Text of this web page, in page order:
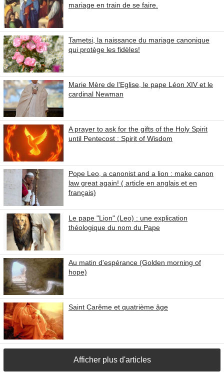
mariage en train de se faire.
Tametsi, la naissance du mariage canonique
qui protège les fidèles!
Marie Mère de l'Eglise, le pape Léon XIV et le
cardinal Newman
A prayer to ask for the gifts of the Holy Spirit
until Pentecost : Spirit of Wisdom
Pope Leo, a canonist and a lion : make canon
law great again! ( article en anglais et en
français)
Le pape "Lion" (Leo) : une explication
théologique du nom du Pape
Au matin d'espérance (Golden morning of
hope)
Saint Carême et quatrième âge
Afficher plus d'articles